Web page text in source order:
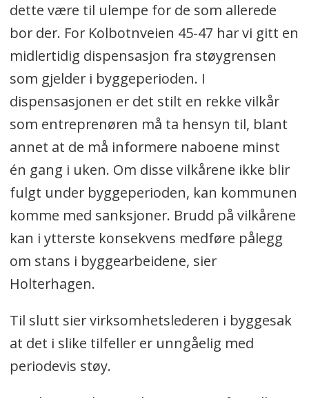
dette være til ulempe for de som allerede
bor der. For Kolbotnveien 45-47 har vi gitt en
midlertidig dispensasjon fra støygrensen
som gjelder i byggeperioden. I
dispensasjonen er det stilt en rekke vilkår
som entreprenøren må ta hensyn til, blant
annet at de må informere naboene minst
én gang i uken. Om disse vilkårene ikke blir
fulgt under byggeperioden, kan kommunen
komme med sanksjoner. Brudd på vilkårene
kan i ytterste konsekvens medføre pålegg
om stans i byggearbeidene, sier
Holterhagen.
Til slutt sier virksomhetslederen i byggesak
at det i slike tilfeller er unngåelig med
periodevis støy.